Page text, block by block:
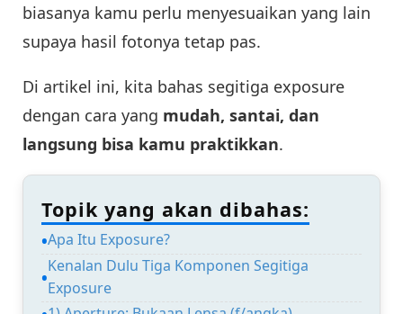
biasanya kamu perlu menyesuaikan yang lain
supaya hasil fotonya tetap pas.
Di artikel ini, kita bahas segitiga exposure
dengan cara yang mudah, santai, dan
langsung bisa kamu praktikkan.
Topik yang akan dibahas:
Apa Itu Exposure?
Kenalan Dulu Tiga Komponen Segitiga
Exposure